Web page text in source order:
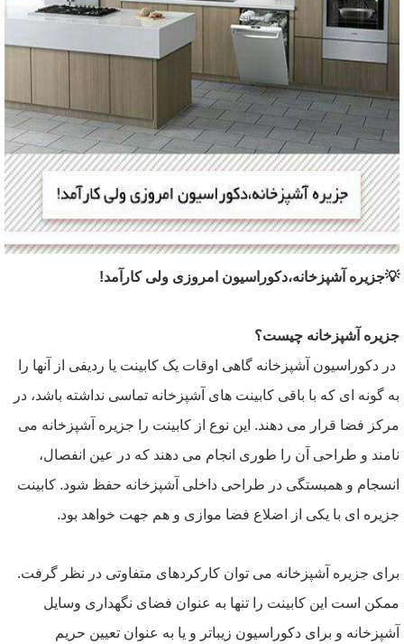
💡جزیره آشپزخانه،دکوراسیون امروزی ولی کارآمد!
جزیره آشپزخانه چیست؟
در دکوراسیون آشپزخانه گاهی اوقات یک کابینت یا ردیفی از آنها را
به گونه ای که با باقی کابینت های آشپزخانه تماسی نداشته باشد، در
مرکز فضا قرار می دهند. این نوع از کابینت را جزیره آشپزخانه می
نامند و طراحی آن را طوری انجام می دهند که در عین انفصال،
انسجام و همبستگی در طراحی داخلی آشپزخانه حفظ شود. کابینت
جزیره ای با یکی از اضلاع فضا موازی و هم جهت خواهد بود.
برای جزیره آشپزخانه می توان کارکردهای متفاوتی در نظر گرفت.
ممکن است این کابینت را تنها به عنوان فضای نگهداری وسایل
آشپزخانه و برای دکوراسیون زیباتر و یا به عنوان تعیین حریم